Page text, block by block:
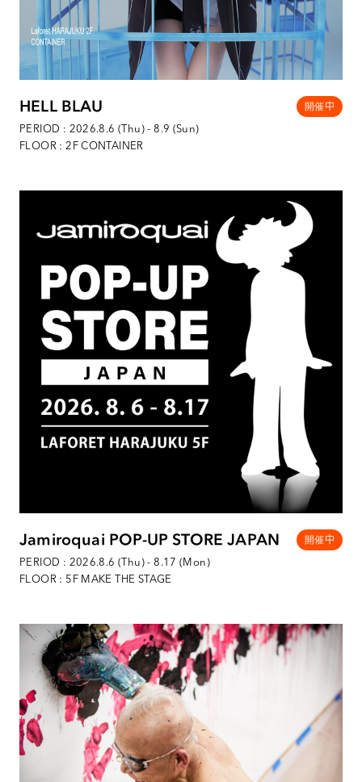
HELL BLAU
PERIOD : 2026.8.6 (Thu) - 8.9 (Sun)
FLOOR : 2F CONTAINER
Jamiroquai POP-UP STORE JAPAN
PERIOD : 2026.8.6 (Thu) - 8.17 (Mon)
FLOOR : 5F MAKE THE STAGE